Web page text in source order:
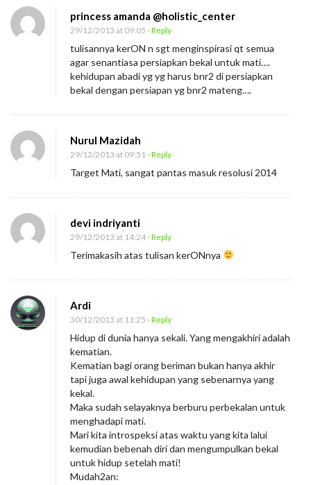
princess amanda @holistic_center
29/12/2013 at 09:05 - Reply
tulisannya kerON n sgt menginspirasi qt semua
agar senantiasa persiapkan bekal untuk mati….
kehidupan abadi yg yg harus bnr2 di persiapkan
bekal dengan persiapan yg bnr2 mateng….
Nurul Mazidah
29/12/2013 at 09:51 - Reply
Target Mati, sangat pantas masuk resolusi 2014
devi indriyanti
29/12/2013 at 14:24- Reply
Terimakasih atas tulisan kerONnya
Ardi
30/12/2013 at 11:25 - Reply
Hidup di dunia hanya sekali. Yang mengakhiri adalah
kematian.
Kematian bagi orang beriman bukan hanya akhir
tapi juga awal kehidupan yang sebenarnya yang
kekal.
Maka sudah selayaknya berburu perbekalan untuk
menghadapi mati.
Mari kita introspeksi atas waktu yang kita lalui
kemudian bebenah diri dan mengumpulkan bekal
untuk hidup setelah mati!
Mudah2an: